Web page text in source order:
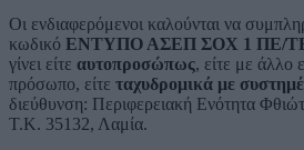
Οι ενδιαφερόμενοι καλούνται να
κωδικό ΕΝΤΥΠΟ ΑΣΕΠ ΣΟΧ 1 ΠΕ/
γίνει είτε αυτοπροσώπως, είτε με άλλο
πρόσωπο, είτε ταχυδρομικά με
διεύθυνση: Περιφερειακή Ενότητα
Τ.Κ. 35132, Λαμία.